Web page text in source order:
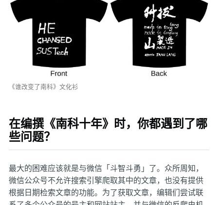
《谁改变了南科》文化衫
在编撰《南科十年》时，你都遇到了哪
些问题？
最大的困难应该就是与微信「斗智斗勇」了。众所周知，
微信公众号不允许搜索引擎爬取其中的文章，也没有提供
根据日期检索文章的功能。为了获取文章，编辑们尝试联